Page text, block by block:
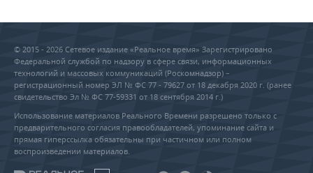
© 2015 - 2026 Сетевое издание «Реальное время» Зарегистрировано
Федеральной службой по надзору в сфере связи, информационных
технологий и массовых коммуникаций (Роскомнадзор) –
регистрационный номер ЭЛ № ФС 77 - 79627 от 18 декабря 2020 г. (ранее
свидетельство Эл № ФС 77-59331 от 18 сентября 2014 г.)
Использование материалов Реального Времени разрешено только с
предварительного согласия правообладателей, упоминание сайта и
прямая гиперссылка обязательны при частичном или полном
воспроизведении материалов.